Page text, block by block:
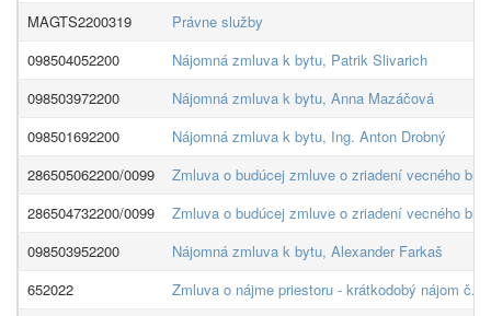
MAGTS2200319
Právne služby
098504052200
Nájomná zmluva k bytu, Patrik Slivarich
098503972200
Nájomná zmluva k bytu, Anna Mazáčová
098501692200
Nájomná zmluva k bytu, Ing. Anton Drobný
286505062200/0099
Zmluva o budúcej zmluve o zriadení vecného
286504732200/0099
Zmluva o budúcej zmluve o zriadení vecného
098503952200
Nájomná zmluva k bytu, Alexander Farkaš
652022
Zmluva o nájme priestoru - krátkodobý nájom č.